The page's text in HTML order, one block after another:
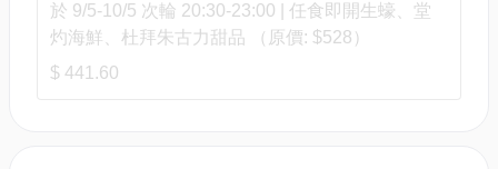
於 9/5-10/5 次輪 20:30-23:00 | 任食即開生蠔、堂
灼海鮮、杜拜朱古力甜品 （原價: $528）
$ 441.60